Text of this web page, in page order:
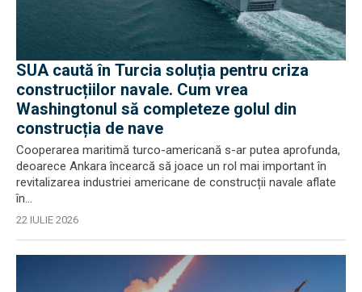
SUA caută în Turcia soluția pentru criza
construcțiilor navale. Cum vrea
Washingtonul să completeze golul din
construcția de nave
Cooperarea maritimă turco-americană s-ar putea aprofunda,
deoarece Ankara încearcă să joace un rol mai important în
revitalizarea industriei americane de construcții navale aflate
în...
22 IULIE 2026